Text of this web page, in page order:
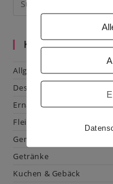
Kategorien
Allgemein
Dessert
Ernährung
Fleisch & Geflügel
Gemüse
Getränke
Kuchen & Gebäck